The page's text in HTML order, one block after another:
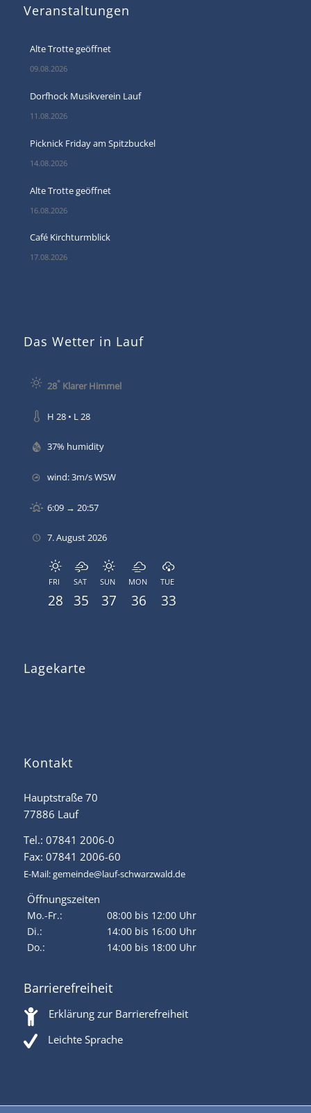
Veranstaltungen
Alte Trotte geöffnet
09.08.2026
Dorfhock Musikverein Lauf
11.08.2026
Picknick Friday am Spitzbuckel
14.08.2026
Alte Trotte geöffnet
16.08.2026
Café Kirchturmblick
17.08.2026
Das Wetter in Lauf
28°Klarer Himmel
H 28 • L 28
37% humidity
wind: 3m/s WSW
6:09 → 20:57
7. August 2026
FRI
28
SAT
35
SUN
37
MON
36
TUE
33
Lagekarte
Kontakt
Hauptstraße 70
77886 Lauf
Tel.: 07841 2006-0
Fax: 07841 2006-60
E-Mail:gemeinde@lauf-schwarzwald.de
Öffnungszeiten
Mo.-Fr.:
08:00 bis 12:00 Uhr
Di.:
14:00 bis 16:00 Uhr
Do.:
14:00 bis 18:00 Uhr
Barrierefreiheit
Erklärung zur Barrierefreiheit
Leichte Sprache